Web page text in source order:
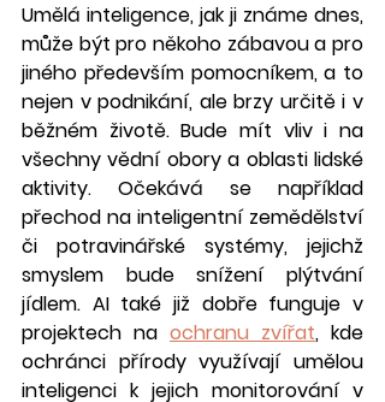
Umělá inteligence, jak ji známe dnes,
může být pro někoho zábavou a pro
jiného především pomocníkem, a to
nejen v podnikání, ale brzy určitě i v
běžném životě. Bude mít vliv i na
všechny vědní obory a oblasti lidské
aktivity. Očekává se například
přechod na inteligentní zemědělství
či potravinářské systémy, jejichž
smyslem bude snížení plýtvání
jídlem. AI také již dobře funguje v
projektech na ochranu zvířat, kde
ochránci přírody využívají umělou
inteligenci k jejich monitorování v